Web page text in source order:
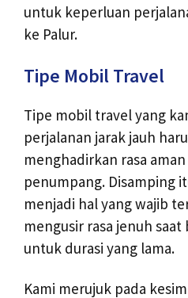
untuk keperluan
ke Palur.
Tipe Mobil Travel
Tipe mobil travel yang
perjalanan jarak jauh
menghadirkan rasa
penumpang. Disamping
menjadi hal yang wajib
mengusir rasa jenuh
untuk durasi yang lama.
Kami merujuk pada